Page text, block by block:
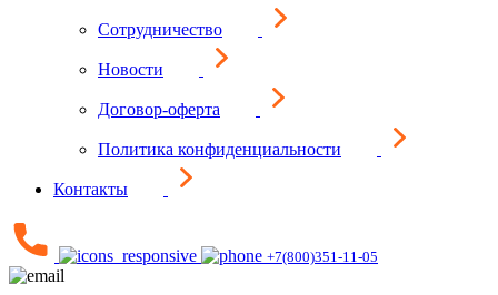
Сотрудничество
Новости
Договор-оферта
Политика конфиденциальности
Контакты
+7(800)351-11-05